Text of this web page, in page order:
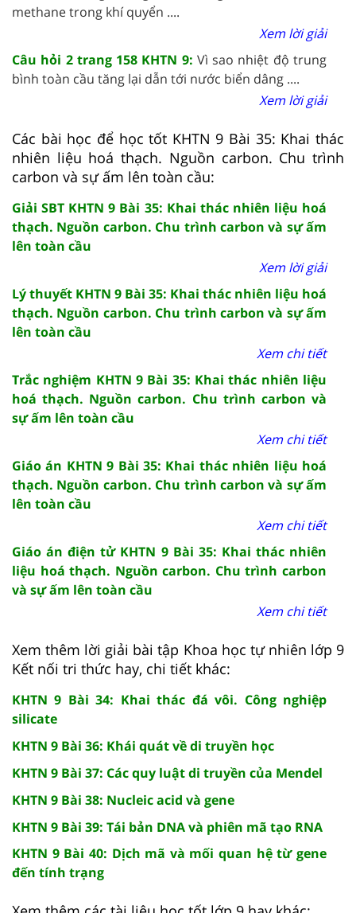
methane trong khí quyển ....
Xem lời giải
Câu hỏi 2 trang 158 KHTN 9: Vì sao nhiệt độ trung
bình toàn cầu tăng lại dẫn tới nước biển dâng ....
Xem lời giải
Các bài học để học tốt KHTN 9 Bài 35: Khai thác
nhiên liệu hoá thạch. Nguồn carbon. Chu trình
carbon và sự ấm lên toàn cầu:
Giải SBT KHTN 9 Bài 35: Khai thác nhiên liệu hoá
thạch. Nguồn carbon. Chu trình carbon và sự ấm
lên toàn cầu
Xem lời giải
Lý thuyết KHTN 9 Bài 35: Khai thác nhiên liệu hoá
thạch. Nguồn carbon. Chu trình carbon và sự ấm
lên toàn cầu
Xem chi tiết
Trắc nghiệm KHTN 9 Bài 35: Khai thác nhiên liệu
hoá thạch. Nguồn carbon. Chu trình carbon và
sự ấm lên toàn cầu
Xem chi tiết
Giáo án KHTN 9 Bài 35: Khai thác nhiên liệu hoá
thạch. Nguồn carbon. Chu trình carbon và sự ấm
lên toàn cầu
Xem chi tiết
Giáo án điện tử KHTN 9 Bài 35: Khai thác nhiên
liệu hoá thạch. Nguồn carbon. Chu trình carbon
và sự ấm lên toàn cầu
Xem chi tiết
Xem thêm lời giải bài tập Khoa học tự nhiên lớp 9
Kết nối tri thức hay, chi tiết khác:
KHTN 9 Bài 34: Khai thác đá vôi. Công nghiệp
silicate
KHTN 9 Bài 36: Khái quát về di truyền học
KHTN 9 Bài 37: Các quy luật di truyền của Mendel
KHTN 9 Bài 38: Nucleic acid và gene
KHTN 9 Bài 39: Tái bản DNA và phiên mã tạo RNA
KHTN 9 Bài 40: Dịch mã và mối quan hệ từ gene
đến tính trạng